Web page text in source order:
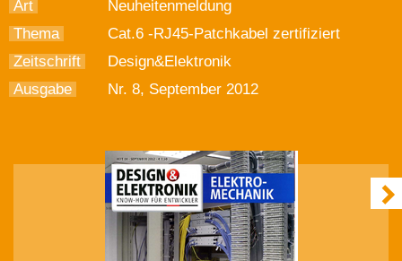
Art
Neuheitenmeldung
Thema
Cat.6 -RJ45-Patchkabel zertifiziert
Zeitschrift
Design&Elektronik
Ausgabe
Nr. 8, September 2012